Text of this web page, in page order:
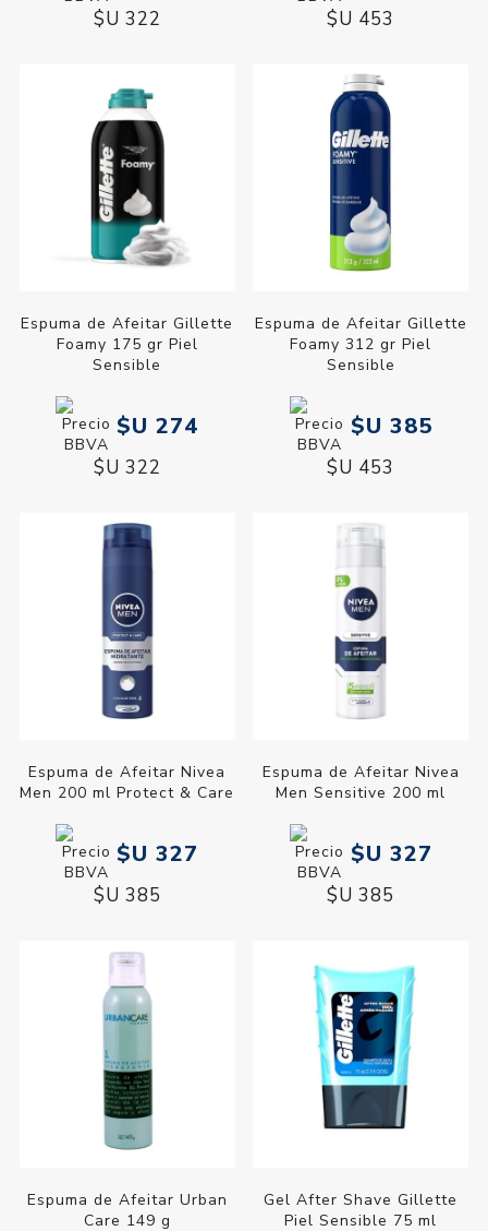
$U 322 $U 453
Espuma de Afeitar Gillette
Foamy 175 gr Piel
Sensible
$U 274
$U 322
Espuma de Afeitar Gillette
Foamy 312 gr Piel
Sensible
$U 385
$U 453
Espuma de Afeitar Nivea
Men 200 ml Protect & Care
$U 327
$U 385
Espuma de Afeitar Nivea
Men Sensitive 200 ml
$U 327
$U 385
Espuma de Afeitar Urban
Care 149 g
Gel After Shave Gillette
Piel Sensible 75 ml